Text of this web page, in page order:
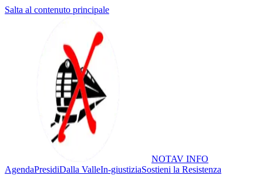
Salta al contenuto principale
NOTAV INFO
AgendaPresidiDalla ValleIn-giustiziaSostieni la Resistenza